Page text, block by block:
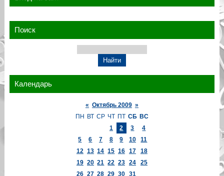
Поиск
Календарь
« Октябрь 2009 »
ПН ВТ СР ЧТ ПТ СБ ВС
1
2 3
4
5
6 7 8 9 10
11
12 13 14 15 16 17
18
19 20 21 22 23 24
25
26 27 28 29 30 31